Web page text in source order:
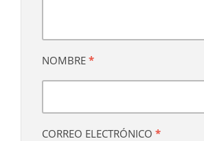
NOMBRE *
CORREO ELECTRÓNICO *